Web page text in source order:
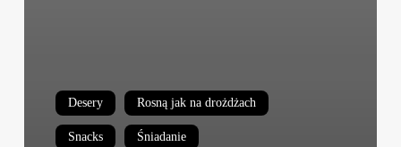
Desery Rosną jak na drożdżach
Snacks Śniadanie